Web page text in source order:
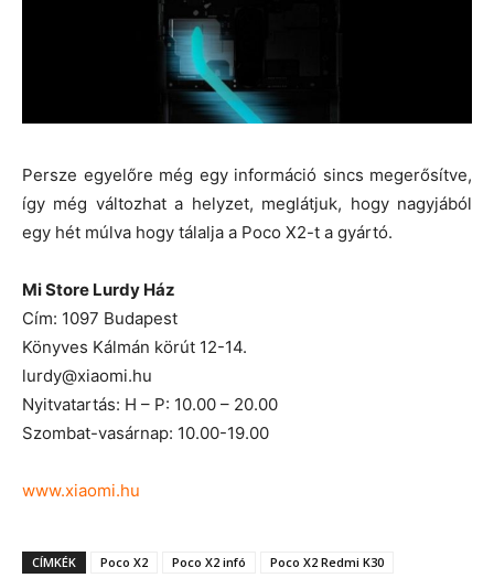
Persze egyelőre még egy információ sincs megerősítve,
így még változhat a helyzet, meglátjuk, hogy nagyjából
egy hét múlva hogy tálalja a Poco X2-t a gyártó.
Mi Store Lurdy Ház
Cím: 1097 Budapest
Könyves Kálmán körút 12-14.
lurdy@xiaomi.hu
Nyitvatartás: H – P: 10.00 – 20.00
Szombat-vasárnap: 10.00-19.00
www.xiaomi.hu
CÍMKÉK Poco X2 Poco X2 infó
Poco X2 Redmi K30